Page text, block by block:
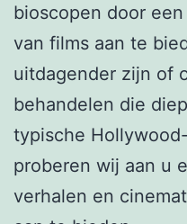
bioscopen door
van films aan te
uitdagender zijn of
behandelen die
typische
proberen wij aan u
verhalen en